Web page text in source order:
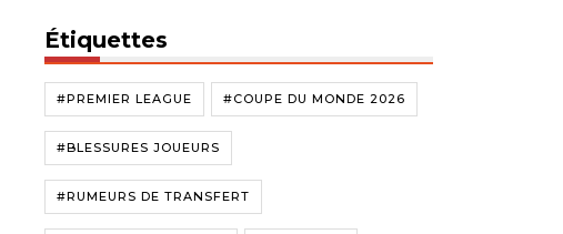
Étiquettes
#PREMIER LEAGUE #COUPE DU MONDE 2026
#BLESSURES JOUEURS
#RUMEURS DE TRANSFERT